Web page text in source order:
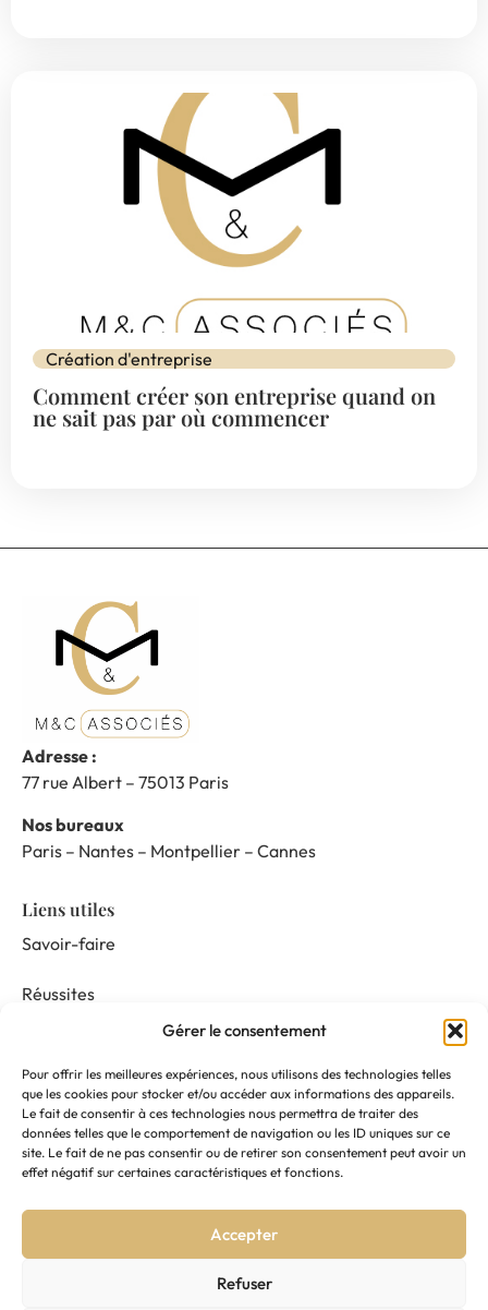
Gérer le consentement
Pour offrir les meilleures expériences, nous utilisons des technologies telles
que les cookies pour stocker et/ou accéder aux informations des appareils.
Le fait de consentir à ces technologies nous permettra de traiter des
données telles que le comportement de navigation ou les ID uniques sur ce
site. Le fait de ne pas consentir ou de retirer son consentement peut avoir un
effet négatif sur certaines caractéristiques et fonctions.
Accepter
Refuser
Création d'entreprise
Comment créer son entreprise quand on
ne sait pas par où commencer
Adresse :
77 rue Albert – 75013 Paris
Nos bureaux
Paris – Nantes – Montpellier – Cannes
Liens utiles
Savoir-faire
Réussites
Mentor & Connect
Actualités
Contactez-nous